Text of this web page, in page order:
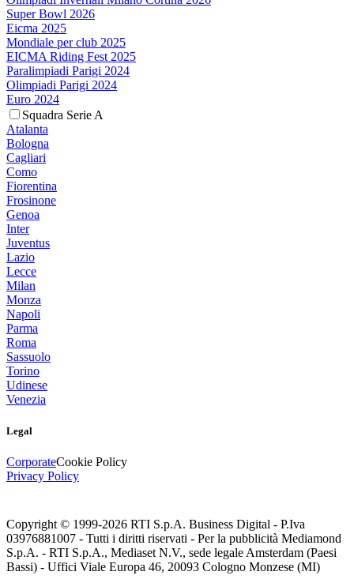
Super Bowl 2026
Eicma 2025
Mondiale per club 2025
EICMA Riding Fest 2025
Paralimpiadi Parigi 2024
Olimpiadi Parigi 2024
Euro 2024
Squadra Serie A
Atalanta
Bologna
Cagliari
Como
Fiorentina
Frosinone
Genoa
Inter
Juventus
Lazio
Lecce
Milan
Monza
Napoli
Parma
Roma
Sassuolo
Torino
Udinese
Venezia
Legal
CorporateCookie Policy
Privacy Policy
Copyright © 1999-2026 RTI S.p.A. Business Digital - P.Iva
03976881007 - Tutti i diritti riservati - Per la pubblicità Mediamond
S.p.A. - RTI S.p.A., Mediaset N.V., sede legale Amsterdam (Paesi
Bassi) - Uffici Viale Europa 46, 20093 Cologno Monzese (MI)